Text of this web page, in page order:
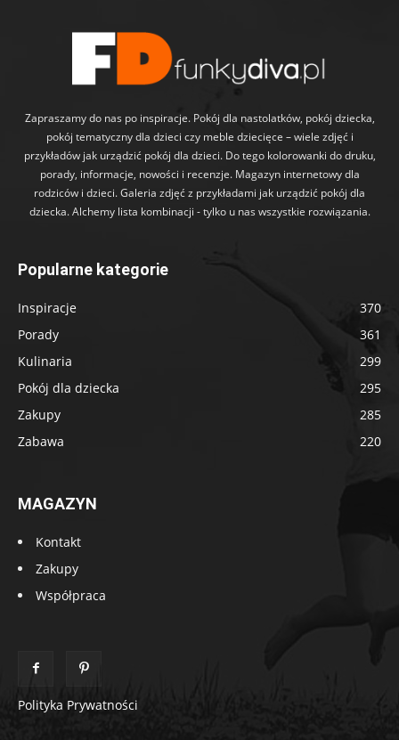
Zapraszamy do nas po inspiracje. Pokój dla nastolatków, pokój dziecka,
pokój tematyczny dla dzieci czy meble dziecięce – wiele zdjęć i
przykładów jak urządzić pokój dla dzieci. Do tego kolorowanki do druku,
porady, informacje, nowości i recenzje. Magazyn internetowy dla
rodziców i dzieci. Galeria zdjęć z przykładami jak urządzić pokój dla
dziecka. Alchemy lista kombinacji - tylko u nas wszystkie rozwiązania.
Popularne kategorie
Inspiracje
370
Porady
361
Kulinaria
299
Pokój dla dziecka
295
Zakupy
285
Zabawa
220
MAGAZYN
Kontakt
Zakupy
Współpraca
Polityka Prywatności